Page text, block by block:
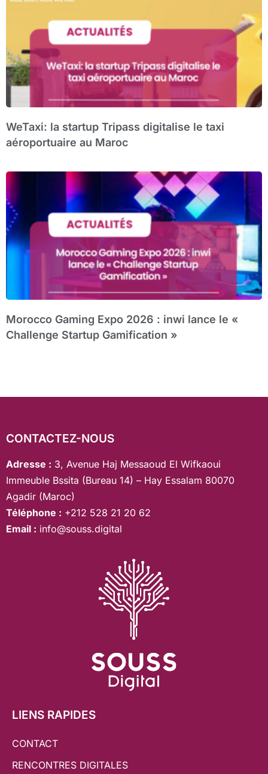
WeTaxi: la startup Tripass digitalise le taxi
aéroportuaire au Maroc
Morocco Gaming Expo 2026 : inwi lance le «
Challenge Startup Gamification »
CONTACTEZ-NOUS
Adresse : 3, Avenue Haj Messaoud El Wifkaoui
Immeuble Bssita (Bureau 14) – Hay Essalam 80070
Agadir (Maroc)
Téléphone : +212 528 21 20 62
Email : info@souss.digital
LIENS RAPIDES
CONTACT
RENCONTRES DIGITALES